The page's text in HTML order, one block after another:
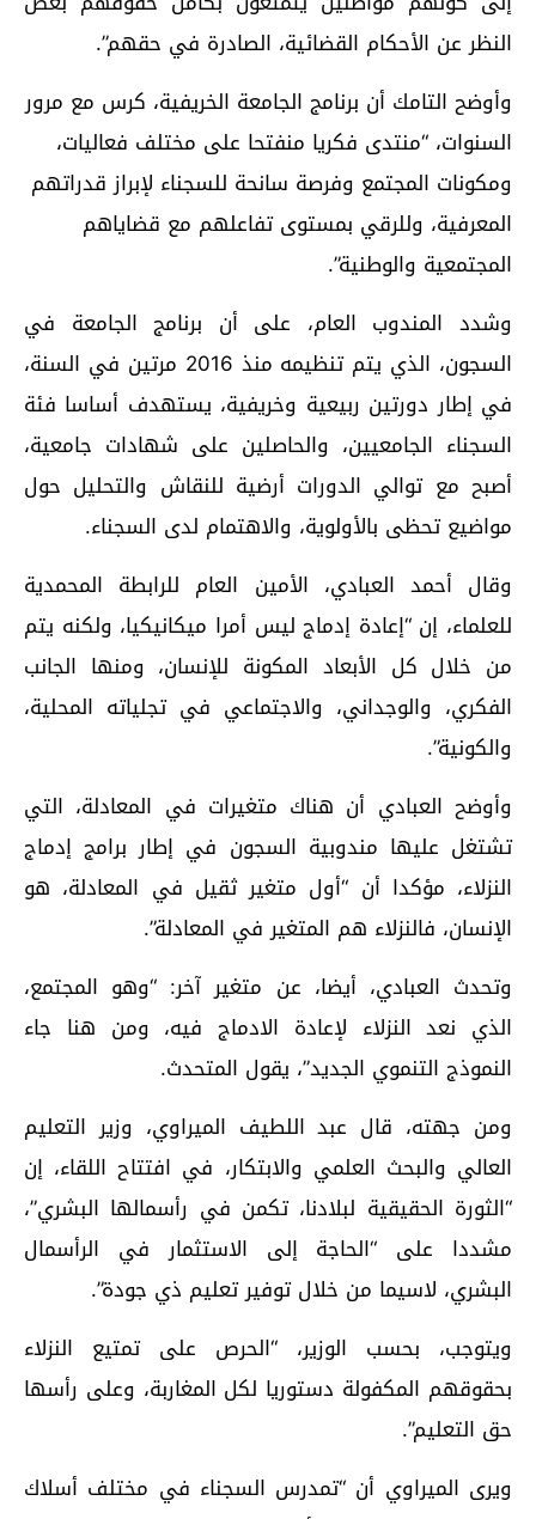
النظر عن الأحكام القضائية، الصادرة في حقهم”.
وأوضح التامك أن برنامج الجامعة الخريفية، كرس مع مرور
السنوات، “منتدى فكريا منفتحا على مختلف فعاليات،
ومكونات المجتمع وفرصة سانحة للسجناء لإبراز قدراتهم
المعرفية، وللرقي بمستوى تفاعلهم مع قضاياهم
المجتمعية والوطنية”.
وشدد المندوب العام، على أن برنامج الجامعة في
السجون، الذي يتم تنظيمه منذ 2016 مرتين في السنة،
في إطار دورتين ربيعية وخريفية، يستهدف أساسا فئة
السجناء الجامعيين، والحاصلين على شهادات جامعية،
أصبح مع توالي الدورات أرضية للنقاش والتحليل حول
مواضيع تحظى بالأولوية، والاهتمام لدى السجناء.
وقال أحمد العبادي، الأمين العام للرابطة المحمدية
للعلماء، إن “إعادة إدماج ليس أمرا ميكانيكيا، ولكنه يتم
من خلال كل الأبعاد المكونة للإنسان، ومنها الجانب
الفكري، والوجداني، والاجتماعي في تجلياته المحلية،
والكونية”.
وأوضح العبادي أن هناك متغيرات في المعادلة، التي
تشتغل عليها مندوبية السجون في إطار برامج إدماج
النزلاء، مؤكدا أن “أول متغير ثقيل في المعادلة، هو
الإنسان، فالنزلاء هم المتغير في المعادلة”.
وتحدث العبادي، أيضا، عن متغير آخر: “وهو المجتمع،
الذي نعد النزلاء لإعادة الادماج فيه، ومن هنا جاء
النموذج التنموي الجديد”، يقول المتحدث.
ومن جهته، قال عبد اللطيف الميراوي، وزير التعليم
العالي والبحث العلمي والابتكار، في افتتاح اللقاء، إن
“الثورة الحقيقية لبلادنا، تكمن في رأسمالها البشري”،
مشددا على “الحاجة إلى الاستثمار في الرأسمال
البشري، لاسيما من خلال توفير تعليم ذي جودة”.
ويتوجب، بحسب الوزير، “الحرص على تمتيع النزلاء
بحقوقهم المكفولة دستوريا لكل المغاربة، وعلى رأسها
حق التعليم”.
ويرى الميراوي أن “تمدرس السجناء في مختلف أسلاك